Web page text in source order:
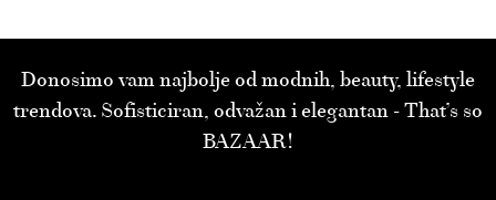
Donosimo vam najbolje od modnih, beauty, lifestyle
trendova. Sofisticiran, odvažan i elegantan - That’s so
BAZAAR!